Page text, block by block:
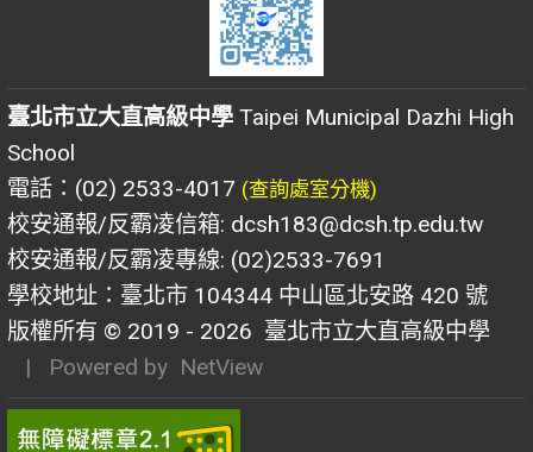
臺北市立大直高級中學 Taipei Municipal Dazhi High
School
電話：(02) 2533-4017 (查詢處室分機)
校安通報/反霸凌信箱: dcsh183@dcsh.tp.edu.tw
校安通報/反霸凌專線: (02)2533-7691
學校地址：臺北市 104344 中山區北安路 420 號
版權所有 © 2019 - 2026 臺北市立大直高級中學
| Powered by NetView